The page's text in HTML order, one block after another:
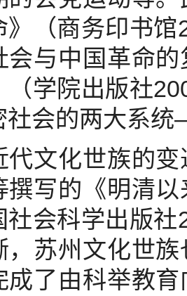
》（商务印书
会与中国革命
（学院出版社
社会的两大系
化世族的变
撰写的《明清
社会科学出版
，苏州文化世
成了由科举教